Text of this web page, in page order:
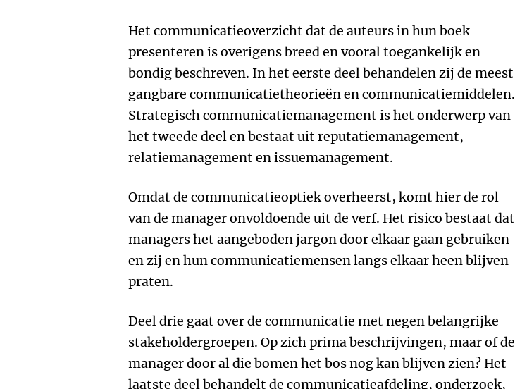
Het communicatieoverzicht dat de auteurs in hun boek
presenteren is overigens breed en vooral toegankelijk en
bondig beschreven. In het eerste deel behandelen zij de meest
gangbare communicatietheorieën en communicatiemiddelen.
Strategisch communicatiemanagement is het onderwerp van
het tweede deel en bestaat uit reputatiemanagement,
relatiemanagement en issuemanagement.
Omdat de communicatieoptiek overheerst, komt hier de rol
van de manager onvoldoende uit de verf. Het risico bestaat dat
managers het aangeboden jargon door elkaar gaan gebruiken
en zij en hun communicatiemensen langs elkaar heen blijven
praten.
Deel drie gaat over de communicatie met negen belangrijke
stakeholdergroepen. Op zich prima beschrijvingen, maar of de
manager door al die bomen het bos nog kan blijven zien? Het
laatste deel behandelt de communicatieafdeling, onderzoek,